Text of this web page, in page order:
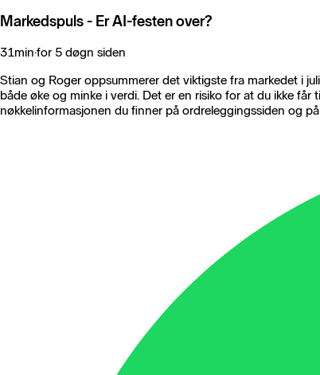
Markedspuls - Er AI-festen over?
31min·for 5 døgn siden
Stian og Roger oppsummerer det viktigste fra markedet i
både øke og minke i verdi. Det er en risiko for at du ikke
nøkkelinformasjonen du finner på ordreleggingssiden og